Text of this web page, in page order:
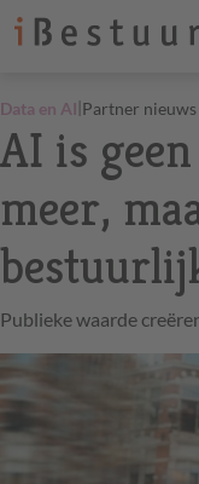
Data en AI|Partner nieuws
AI is
meer,
Publieke waarde